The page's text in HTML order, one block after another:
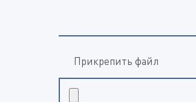
Прикрепить файл